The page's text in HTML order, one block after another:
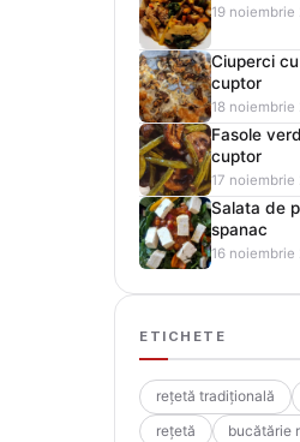
19 noiembrie
Ciuperci
cuptor
18 noiembrie
Fasole
cuptor
17 noiembrie
Salata de
spanac
16 noiembrie
ETICHETE
rețetă tradițională
rețetă
bucătărie